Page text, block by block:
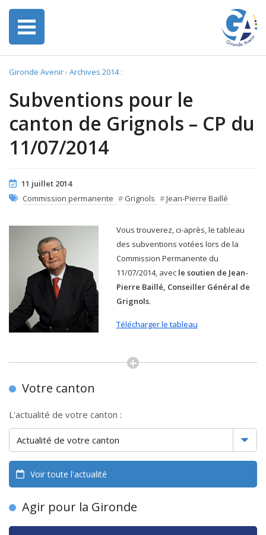
Gironde Avenir› Archives 2014:
Subventions pour le
canton de Grignols – CP du
11/07/2014
11 juillet 2014
Commission permanente # Grignols #Jean-Pierre Baillé
Vous trouverez, ci-après, le tableau
des subventions votées lors de la
Commission Permanente du
11/07/2014, avec le soutien de Jean-
Pierre Baillé, Conseiller Général de
Grignols.
Télécharger le tableau
Votre canton
L'actualité de votre canton :
Voir toute l'actualité
Agir pour la Gironde